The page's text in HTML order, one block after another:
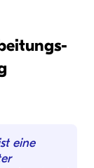
eine